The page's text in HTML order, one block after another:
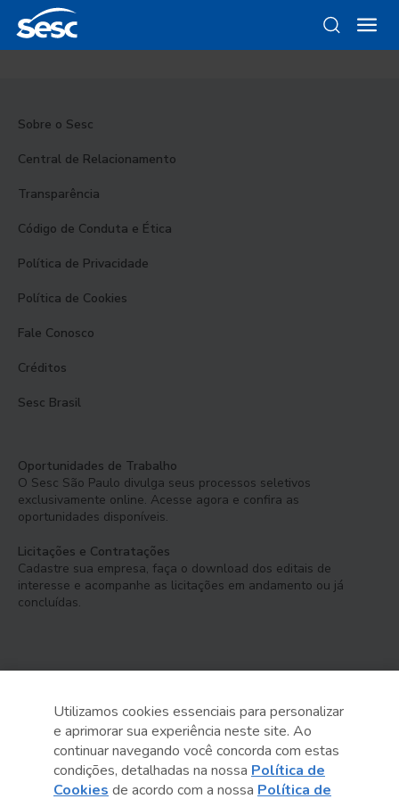
Sobre o Sesc
Central de Relacionamento
Transparência
Código de Conduta e Ética
Política de Privacidade
Política de Cookies
Fale Conosco
Créditos
Sesc Brasil
Oportunidades de Trabalho
O Sesc São Paulo divulga seus processos seletivos
exclusivamente online. Acesse agora e confira as
oportunidades disponíveis.
Licitações e Contratações
Cadastre sua empresa, faça o download dos editais de
interesse e acompanhe as licitações em andamento ou já
concluídas.
Serviço Social do Comércio
Administração Regional no Estado de São Paulo
Utilizamos cookies essenciais para personalizar
e aprimorar sua experiência neste site. Ao
continuar navegando você concorda com estas
condições, detalhadas na nossa Política de
Cookies de acordo com a nossa Política de